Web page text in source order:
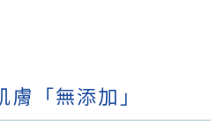
「無添加」